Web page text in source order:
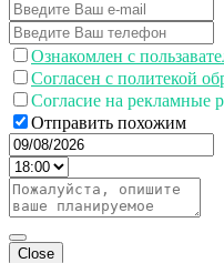
Ознакомлен с
Согласен с политекой
Согласие на рекламные
Отправить похожим
Close